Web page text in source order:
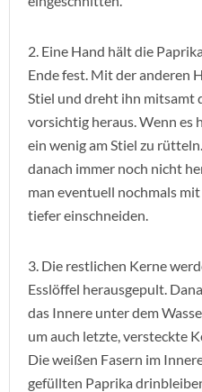
2. Eine Hand hält die
Ende fest. Mit der anderen
Stiel und dreht ihn mitsamt
vorsichtig heraus. Wenn es
ein wenig am Stiel zu
danach immer noch nicht
man eventuell nochmals
tiefer einschneiden.
3. Die restlichen Kerne
Esslöffel herausgepult.
das Innere unter dem
um auch letzte, versteckte
Die weißen Fasern im
gefüllten Paprika